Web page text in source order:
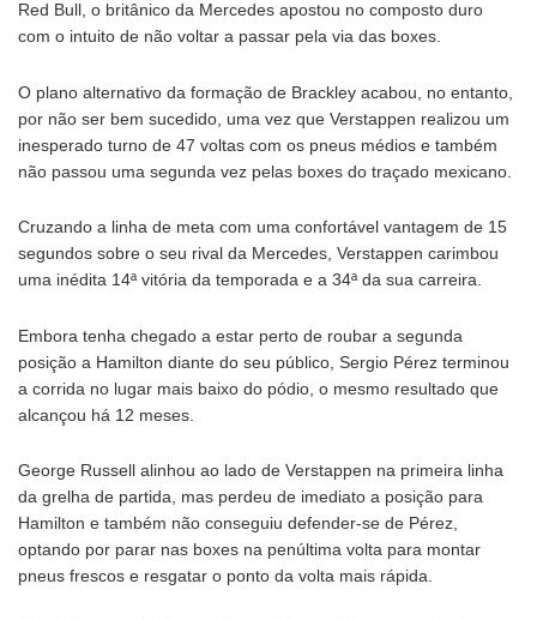
Red Bull, o britânico da Mercedes apostou no composto duro
com o intuito de não voltar a passar pela via das boxes.
O plano alternativo da formação de Brackley acabou, no entanto,
por não ser bem sucedido, uma vez que Verstappen realizou um
inesperado turno de 47 voltas com os pneus médios e também
não passou uma segunda vez pelas boxes do traçado mexicano.
Cruzando a linha de meta com uma confortável vantagem de 15
segundos sobre o seu rival da Mercedes, Verstappen carimbou
uma inédita 14ª vitória da temporada e a 34ª da sua carreira.
Embora tenha chegado a estar perto de roubar a segunda
posição a Hamilton diante do seu público, Sergio Pérez terminou
a corrida no lugar mais baixo do pódio, o mesmo resultado que
alcançou há 12 meses.
George Russell alinhou ao lado de Verstappen na primeira linha
da grelha de partida, mas perdeu de imediato a posição para
Hamilton e também não conseguiu defender-se de Pérez,
optando por parar nas boxes na penúltima volta para montar
pneus frescos e resgatar o ponto da volta mais rápida.